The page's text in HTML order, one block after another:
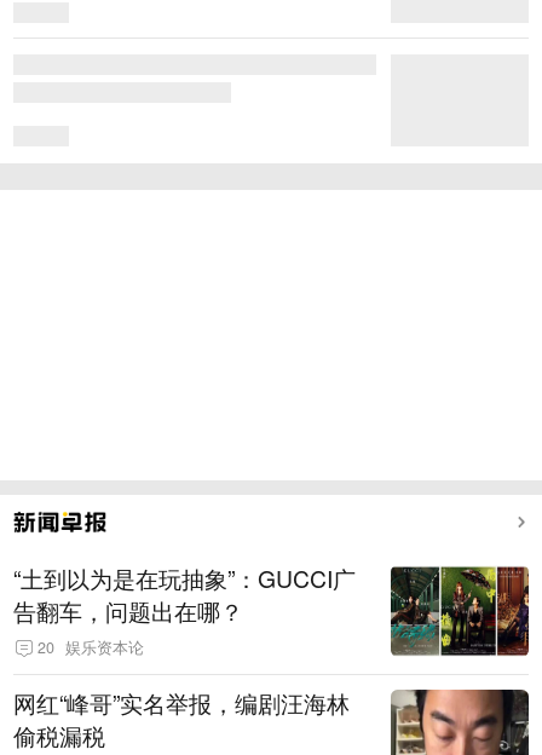
“土到以为是在玩抽象”：GUCCI广
告翻车，问题出在哪？
20 娱乐资本论
网红“峰哥”实名举报，编剧汪海林
偷税漏税